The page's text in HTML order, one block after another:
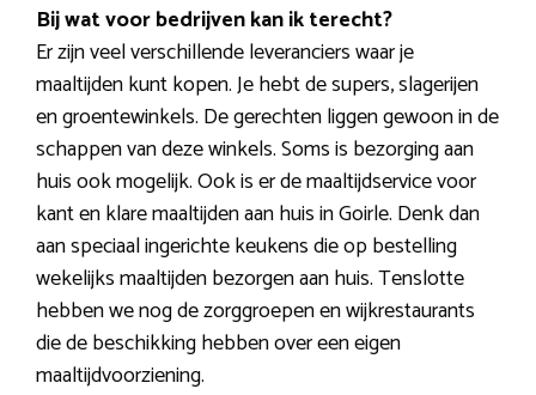
Bij wat voor bedrijven kan ik terecht?
Er zijn veel verschillende leveranciers waar je
maaltijden kunt kopen. Je hebt de supers, slagerijen
en groentewinkels. De gerechten liggen gewoon in de
schappen van deze winkels. Soms is bezorging aan
huis ook mogelijk. Ook is er de maaltijdservice voor
kant en klare maaltijden aan huis in Goirle. Denk dan
aan speciaal ingerichte keukens die op bestelling
wekelijks maaltijden bezorgen aan huis. Tenslotte
hebben we nog de zorggroepen en wijkrestaurants
die de beschikking hebben over een eigen
maaltijdvoorziening.